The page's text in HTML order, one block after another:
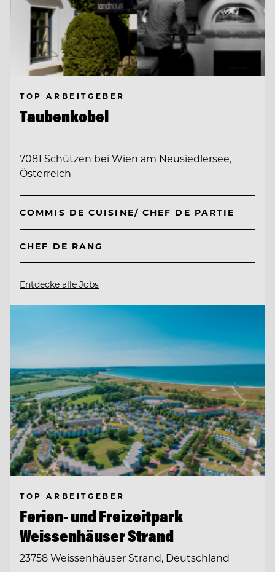
TOP ARBEITGEBER
Taubenkobel
7081 Schützen bei Wien am Neusiedlersee,
Österreich
COMMIS DE CUISINE/ CHEF DE PARTIE
CHEF DE RANG
Entdecke alle Jobs
TOP ARBEITGEBER
Ferien- und Freizeitpark
Weissenhäuser Strand
23758 Weissenhäuser Strand, Deutschland